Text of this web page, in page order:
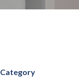
Category